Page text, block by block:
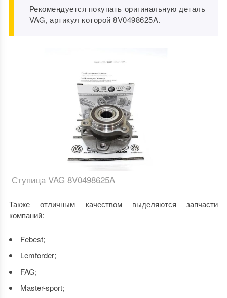
Рекомендуется покупать оригинальную деталь
VAG, артикул которой 8V0498625A.
Ступица VAG 8V0498625A
Также отличным качеством выделяются запчасти
компаний:
Febest;
Lemforder;
FAG;
Master-sport;